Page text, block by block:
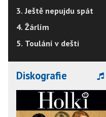
3. Ještě nepujdu spát
4. Žárlím
5. Toulání v dešti
Diskografie